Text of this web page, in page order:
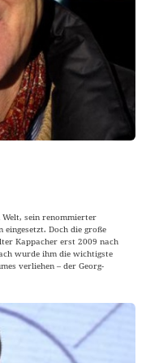
sein renommierter
Doch die große
Kappacher erst 2009 nach
wurde ihm die wichtigste
verliehen – der Georg-